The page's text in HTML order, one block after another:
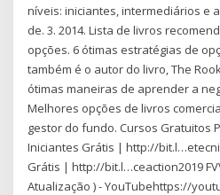
níveis: iniciantes, intermediários e
de. 3. 2014. Lista de livros
opções. 6 ótimas estratégias de
também é o autor do livro, The
ótimas maneiras de aprender a
Melhores opções de livros
gestor do fundo. Cursos Gratuitos
Iniciantes Grátis | http://
Grátis | http://bit.l…ceaction2019
Atualização ) - YouTubehttps://